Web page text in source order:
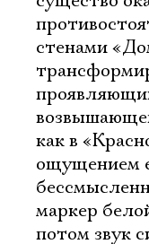
стенами
как в
ощущением
маркер
потом звук